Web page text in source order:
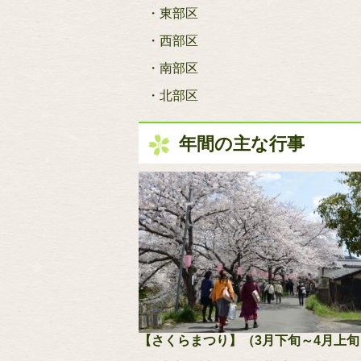
・東部区
・西部区
・南部区
・北部区
年間の主な行事
【さくらまつり】（3月下旬～4月上